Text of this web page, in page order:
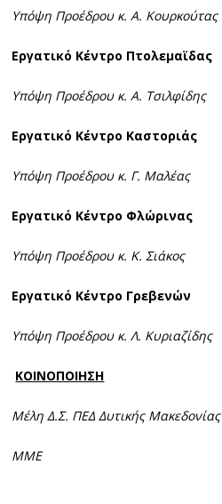
Υπόψη Προέδρου κ. Α. Κουρκούτας
Εργατικό Κέντρο Πτολεμαϊδας
Υπόψη Προέδρου κ. Α. Τσιλφίδης
Εργατικό Κέντρο Καστοριάς
Υπόψη Προέδρου κ. Γ. Μαλέας
Εργατικό Κέντρο Φλώρινας
Υπόψη Προέδρου κ. Κ. Σιάκος
Εργατικό Κέντρο Γρεβενών
Υπόψη Προέδρου κ. Λ. Κυριαζίδης
ΚΟΙΝΟΠΟΙΗΣΗ
Μέλη Δ.Σ. ΠΕΔ Δυτικής Μακεδονίας
ΜΜΕ